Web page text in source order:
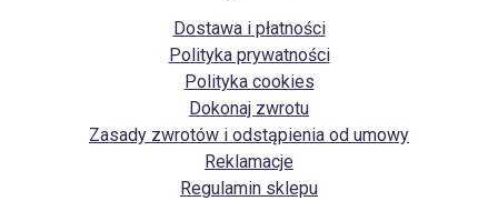
Dostawa i płatności
Polityka prywatności
Polityka cookies
Dokonaj zwrotu
Zasady zwrotów i odstąpienia od umowy
Reklamacje
Regulamin sklepu